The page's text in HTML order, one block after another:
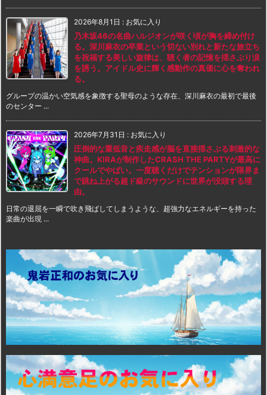
2026年8月1日 : お気に入り
乃木坂46の名曲ハルジオンが咲く頃が胸を締め付け
る。深川麻衣の卒業という切ない別れと新たな旅立ち
を祝福する美しい旋律は、聴く者の記憶を揺さぶり涙
を誘う。アイドル史に輝く感動作の真価に心を奪われ
る。
グループの温かい空気感を象徴する聖母のような存在、深川麻衣の最初で最後
のセンター ...
2026年7月31日 : お気に入り
圧倒的な重低音と疾走感が脳を直接揺さぶる刺激的な
神曲。KIRAが制作したCRASH THE PARTYが最高に
クールでやばい。一度聴くだけでテンションが限界ま
で跳ね上がる超ド級のサウンドに世界が没頭する理
由。
日常の退屈を一瞬で吹き飛ばしてしまうような、超強力なエネルギーを持った
楽曲が出現 ...